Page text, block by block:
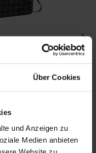
Über Cookies
und Anzeigen zu
Medien anbieten
Website zu
8,96